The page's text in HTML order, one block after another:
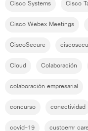
Cisco Systems Cisco
Cisco Webex Meetings
CiscoSecure
Cloud Colaboración
colaboración empresarial
concurso conectividad
covid-19 custoemr